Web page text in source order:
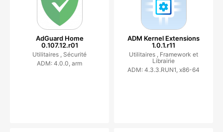
AdGuard Home
0.107.12.r01
Utilitaires , Sécurité
ADM: 4.0.0, arm
ADM Kernel Extensions
1.0.1.r11
Utilitaires , Framework et
Librairie
ADM: 4.3.3.RUN1, x86-64